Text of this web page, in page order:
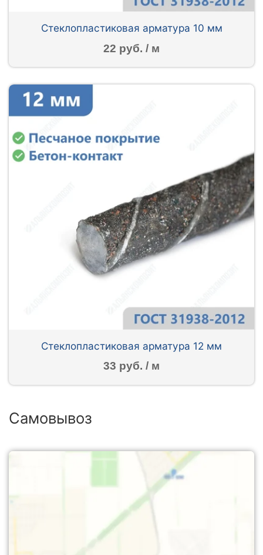
Стеклопластиковая арматура 10 мм
22 руб. / м
Стеклопластиковая арматура 12 мм
33 руб. / м
Самовывоз